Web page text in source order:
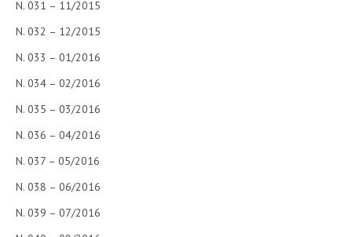
N. 031 – 11/2015
N. 032 – 12/2015
N. 033 – 01/2016
N. 034 – 02/2016
N. 035 – 03/2016
N. 036 – 04/2016
N. 037 – 05/2016
N. 038 – 06/2016
N. 039 – 07/2016